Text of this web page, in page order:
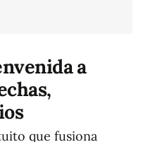
a
que fusiona